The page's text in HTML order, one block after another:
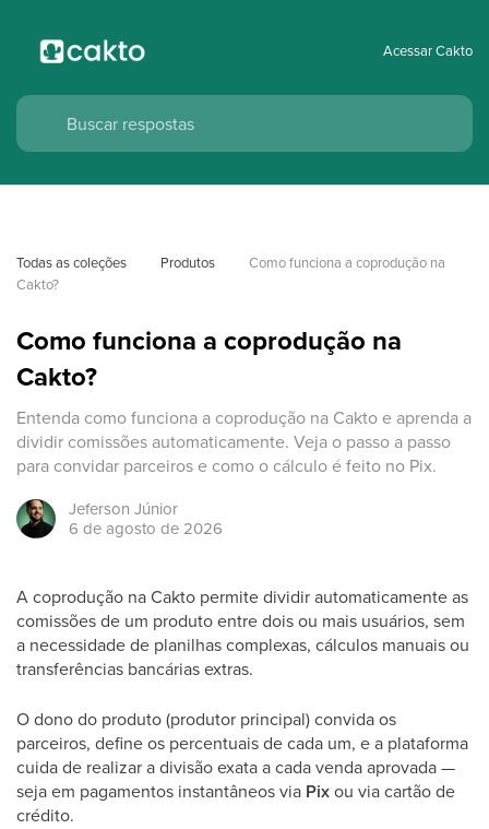
Acessar Cakto
Todas as coleções Produtos
Como funciona a coprodução na
Cakto?
Como funciona a coprodução na
Cakto?
Entenda como funciona a coprodução na Cakto e aprenda a
dividir comissões automaticamente. Veja o passo a passo
para convidar parceiros e como o cálculo é feito no Pix.
Jeferson Júnior
6 de agosto de 2026
A coprodução na Cakto permite dividir automaticamente as
comissões de um produto entre dois ou mais usuários, sem
a necessidade de planilhas complexas, cálculos manuais ou
transferências bancárias extras.
O dono do produto (produtor principal) convida os
parceiros, define os percentuais de cada um, e a plataforma
cuida de realizar a divisão exata a cada venda aprovada —
seja em pagamentos instantâneos via Pixou via cartão de
crédito.